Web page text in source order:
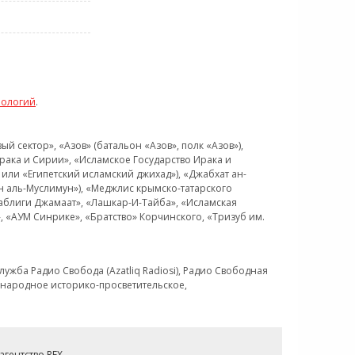
.
«Азов» (батальон «Азов», полк «Азов»),
и Сирии», «Исламское Государство Ирака и
«Египетский исламский джихад»), «Джабхат ан-
Муслимун»), «Меджлис крымско-татарского
Джамаат», «Лашкар-И-Тайба», «Исламская
Синрике», «Братство» Корчинского, «Тризуб им.
Радио Свобода (Azatliq Radiosi), Радио Свободная
историко-просветительское,